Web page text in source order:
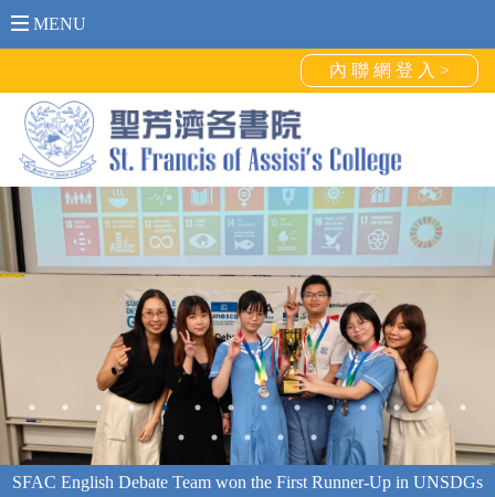
MENU
內 聯 網 登 入 >
SFAC English Debate Team won the First Runner-Up in UNSDGs